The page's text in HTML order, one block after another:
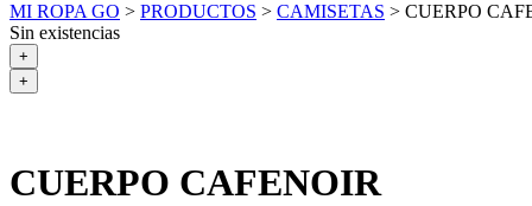
MI ROPA GO > PRODUCTOS > CAMISETAS > CUERPO
Sin existencias
+
+
CUERPO CAFENOIR